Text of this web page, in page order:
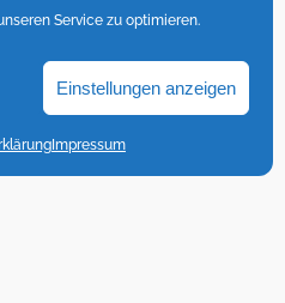
Service zu optimieren.
Einstellungen anzeigen
Impressum